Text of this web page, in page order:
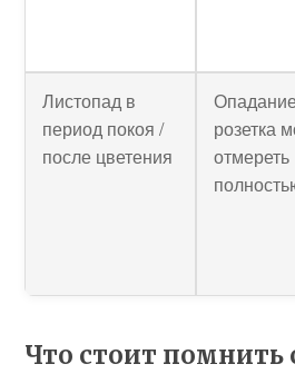
Листопад в
период покоя /
после цветения
розетка
отмереть
Что стоит помнить